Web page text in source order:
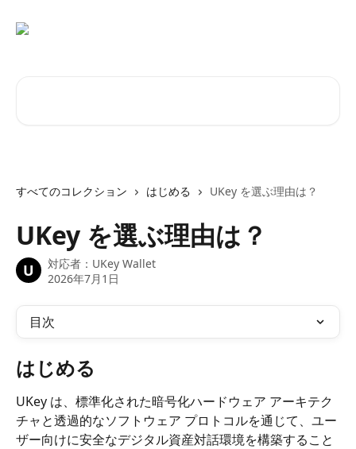
すべてのコレクション はじめる UKey を選ぶ理由は？
UKey を選ぶ理由は？
U 対応者： UKey Wallet
2026年7月1日
目次
はじめる
UKey は、標準化された暗号化ハードウェア アーキテク
チャと透過的なソフトウェア プロトコルを通じて、ユー
ザー向けに安全なデジタル資産対話環境を構築すること